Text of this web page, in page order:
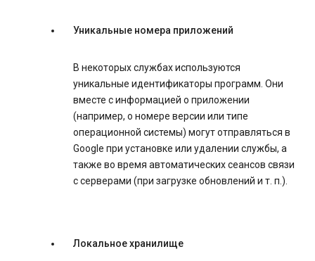
Уникальные номера приложений
В некоторых службах используются
уникальные идентификаторы программ. Они
вместе с информацией о приложении
(например, о номере версии или типе
операционной системы) могут отправляться в
Google при установке или удалении службы, а
также во время автоматических сеансов связи
с серверами (при загрузке обновлений и т. п.).
Локальное хранилище